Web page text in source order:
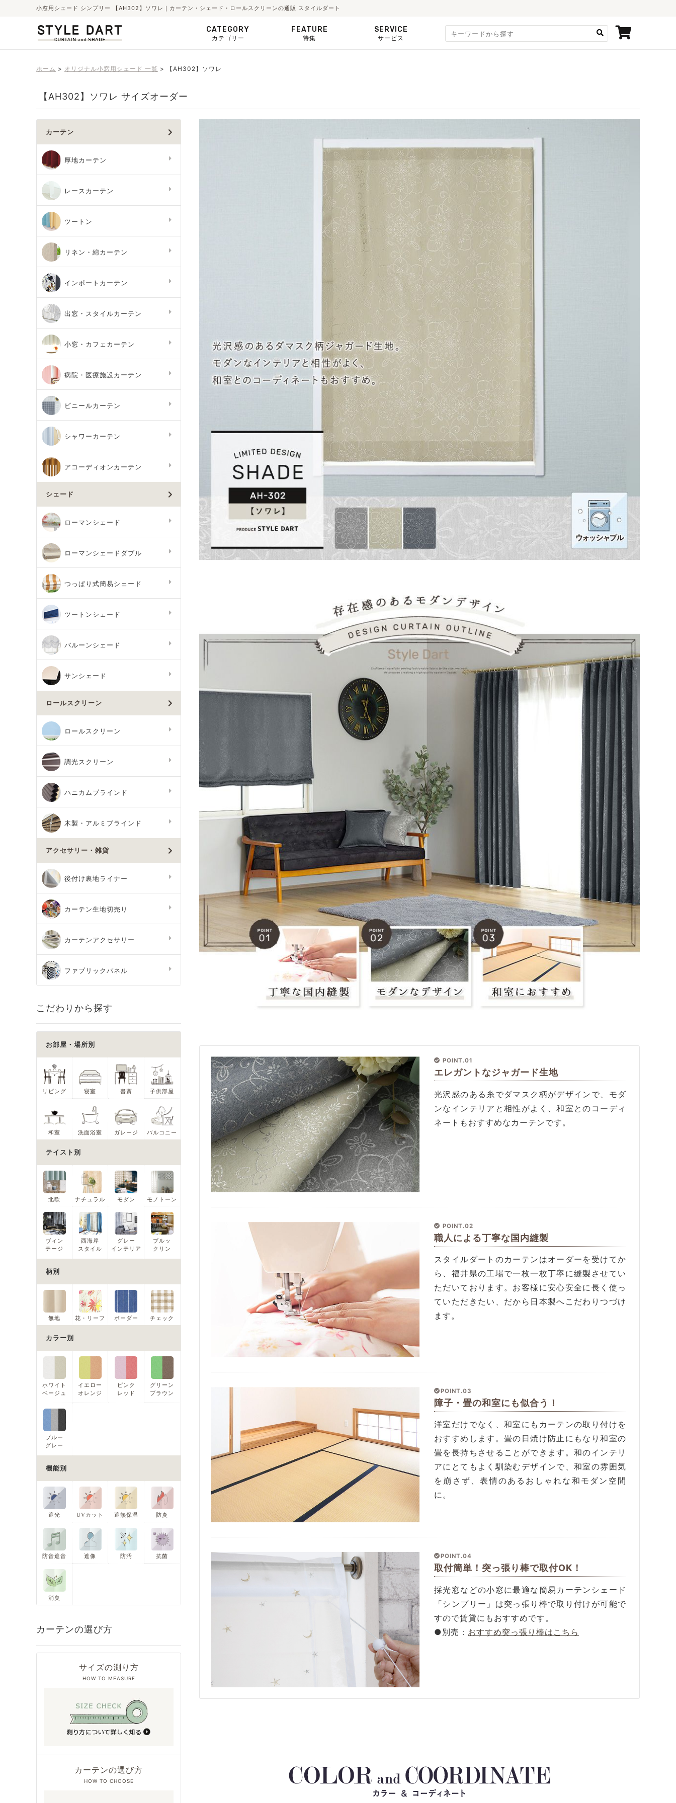
小窓用シェード シンプリー 【AH302】ソワレ｜カーテン・シェード・ロールスクリーンの通販 スタイルダート
CATEGORY
カテゴリー
FEATURE
特集
SERVICE
サービス
ホーム オリジナル小窓用シェード 一覧 【AH302】ソワレ
【AH302】ソワレ サイズオーダー
POINT.01
エレガントなジャガード生地
光沢感のある糸でダマスク柄がデザインで、モダ
ンなインテリアと相性がよく、和室とのコーディ
ネートもおすすめなカーテンです。
POINT.02
職人による丁寧な国内縫製
スタイルダートのカーテンはオーダーを受けてか
ら、福井県の工場で一枚一枚丁寧に縫製させてい
ただいております。お客様に安心安全に長く使っ
ていただきたい、だから日本製へこだわりつづけ
ます。
POINT.03
障子・畳の和室にも似合う！
洋室だけでなく、和室にもカーテンの取り付けを
おすすめします。畳の日焼け防止にもなり和室の
畳を長持ちさせることができます。和のインテリ
アにとてもよく馴染むデザインで、和室の雰囲気
を崩さず、表情のあるおしゃれな和モダン空間
に。
POINT.04
取付簡単！突っ張り棒で取付OK！
採光窓などの小窓に最適な簡易カーテンシェード
「シンプリー」は突っ張り棒で取り付けが可能で
すので賃貸にもおすすめです。
●別売： おすすめ突っ張り棒はこちら
カーテン
厚地カーテン
レースカーテン
ツートン
リネン・綿カーテン
インポートカーテン
出窓・スタイルカーテン
小窓・カフェカーテン
病院・医療施設カーテン
ビニールカーテン
シャワーカーテン
アコーディオンカーテン
シェード
ローマンシェード
ローマンシェードダブル
つっぱり式簡易シェード
ツートンシェード
バルーンシェード
サンシェード
ロールスクリーン
ロールスクリーン
調光スクリーン
ハニカムブラインド
木製・アルミブラインド
アクセサリー・雑貨
後付け裏地ライナー
カーテン生地切売り
カーテンアクセサリー
ファブリックパネル
こだわりから探す
お部屋・場所別
リビング 寝室 書斎 子供部屋
和室 洗面浴室 ガレージ バルコニー
テイスト別
北欧 ナチュラル モダン モノトーン
ヴィン
テージ
西海岸
スタイル
グレー
インテリア
ブルッ
クリン
柄別
無地 花・リーフ ボーダー チェック
カラー別
ホワイト
ベージュ
イエロー
オレンジ
ピンク
レッド
グリーン
ブラウン
ブルー
グレー
機能別
遮光 UVカット 遮熱保温 防炎
防音遮音 遮像 防汚 抗菌
消臭
カーテンの選び方
サイズの測り方
HOW TO MEASURE
カーテンの選び方
HOW TO CHOOSE